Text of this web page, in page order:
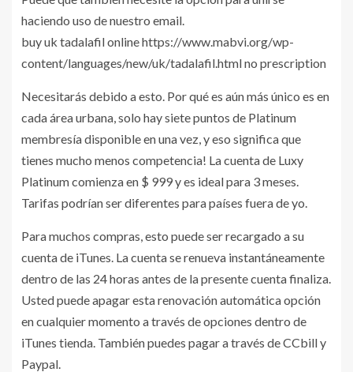
haciendo uso de nuestro email.
buy uk tadalafil online https://www.mabvi.org/wp-
content/languages/new/uk/tadalafil.html no prescription
Necesitarás debido a esto. Por qué es aún más único es en
cada área urbana, solo hay siete puntos de Platinum
membresía disponible en una vez, y eso significa que
tienes mucho menos competencia! La cuenta de Luxy
Platinum comienza en $ 999 y es ideal para 3 meses.
Tarifas podrían ser diferentes para países fuera de yo.
Para muchos compras, esto puede ser recargado a su
cuenta de iTunes. La cuenta se renueva instantáneamente
dentro de las 24 horas antes de la presente cuenta finaliza.
Usted puede apagar esta renovación automática opción
en cualquier momento a través de opciones dentro de
iTunes tienda. También puedes pagar a través de CCbill y
Paypal.